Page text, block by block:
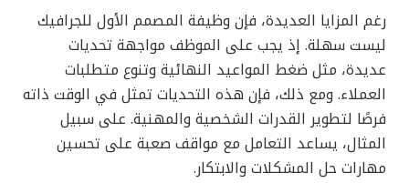
رغم المزايا العديدة، فإن وظيفة المصمم الأول للجرافيك
ليست سهلة. إذ يجب على الموظف مواجهة تحديات
عديدة، مثل ضغط المواعيد النهائية وتنوع متطلبات
العملاء. ومع ذلك، فإن هذه التحديات تمثل في الوقت ذاته
فرصًا لتطوير القدرات الشخصية والمهنية. على سبيل
المثال، يساعد التعامل مع مواقف صعبة على تحسين
مهارات حل المشكلات والابتكار.